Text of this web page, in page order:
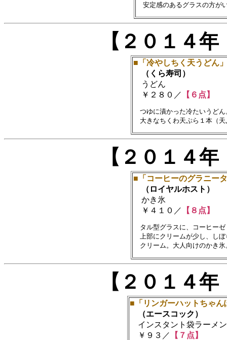
【２０１４
■「冷やしちく天うどん」
（くら寿司）
うどん
￥２８０／ 【６点】
つゆに漬かった冷たいうど
【２０１４
■「コーヒーのグラニー
（ロイヤルホスト）
かき氷
￥４１０／ 【８点】
タル型グラスに、コーヒー
上部にクリームが少し、しぼ
【２０１４
■「リンガーハットちゃん
（エースコック）
インスタント袋ラーメ
￥９３／
【７点】